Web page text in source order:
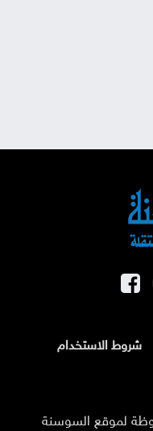
شروط الاستخدام